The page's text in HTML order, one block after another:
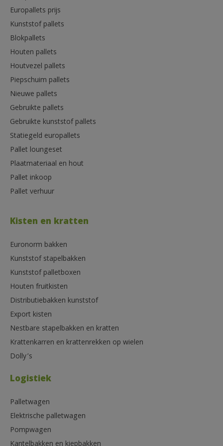
Europallets prijs
Kunststof pallets
Blokpallets
Houten pallets
Houtvezel pallets
Piepschuim pallets
Nieuwe pallets
Gebruikte pallets
Gebruikte kunststof pallets
Statiegeld europallets
Pallet loungeset
Plaatmateriaal en hout
Pallet inkoop
Pallet verhuur
Kisten en kratten
Euronorm bakken
Kunststof stapelbakken
Kunststof palletboxen
Houten fruitkisten
Distributiebakken kunststof
Export kisten
Nestbare stapelbakken en kratten
Krattenkarren en krattenrekken op wielen
Dolly’s
Logistiek
Palletwagen
Elektrische palletwagen
Pompwagen